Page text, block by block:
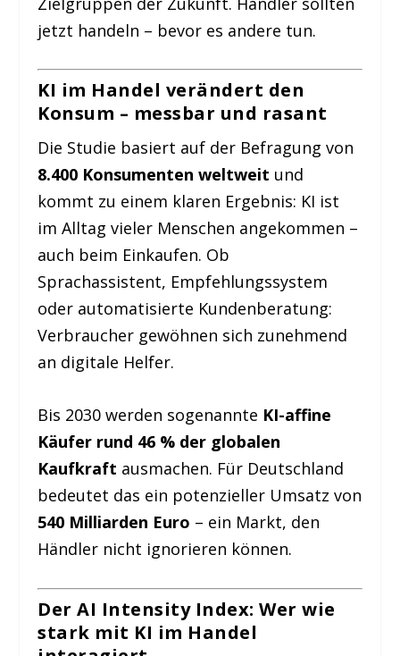
jetzt handeln – bevor es andere tun.
KI im Handel verändert den
Konsum – messbar und rasant
Die Studie basiert auf der Befragung von
8.400 Konsumenten weltweit und
kommt zu einem klaren Ergebnis: KI ist
im Alltag vieler Menschen angekommen –
auch beim Einkaufen. Ob
Sprachassistent, Empfehlungssystem
oder automatisierte Kundenberatung:
Verbraucher gewöhnen sich zunehmend
an digitale Helfer.
Bis 2030 werden sogenannte KI-affine
Käufer rund 46 % der globalen
Kaufkraft ausmachen. Für Deutschland
bedeutet das ein potenzieller Umsatz von
540 Milliarden Euro – ein Markt, den
Händler nicht ignorieren können.
Der AI Intensity Index: Wer wie
stark mit KI im Handel